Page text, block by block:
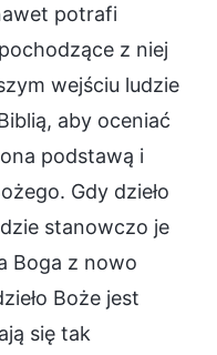
potrafi
z niej
wejściu ludzie
aby oceniać
podstawą i
Gdy dzieło
stanowczo je
Boga z nowo
Boże jest
się tak